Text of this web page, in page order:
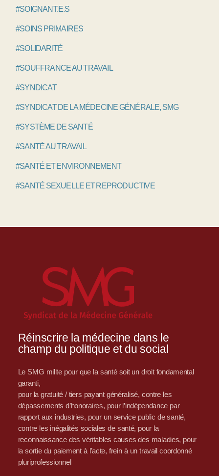
#SOIGNANT.E.S
#SOINS PRIMAIRES
#SOLIDARITÉ
#SOUFFRANCE AU TRAVAIL
#SYNDICAT
#SYNDICAT DE LA MÉDECINE GÉNÉRALE, SMG
#SYSTÈME DE SANTÉ
#SANTÉ AU TRAVAIL
#SANTÉ ET ENVIRONNEMENT
#SANTÉ SEXUELLE ET REPRODUCTIVE
Réinscrire la médecine dans le
champ du politique et du social
Le SMG milite pour que la santé soit un droit fondamental
garanti,
pour la gratuité / tiers payant généralisé, contre les
dépassements d’honoraires, pour l’indépendance par
rapport aux industries, pour un service public de santé,
contre les inégalités sociales de santé, pour la
reconnaissance des véritables causes des maladies, pour
la sortie du paiement à l’acte, frein à un travail coordonné
pluriprofessionnel